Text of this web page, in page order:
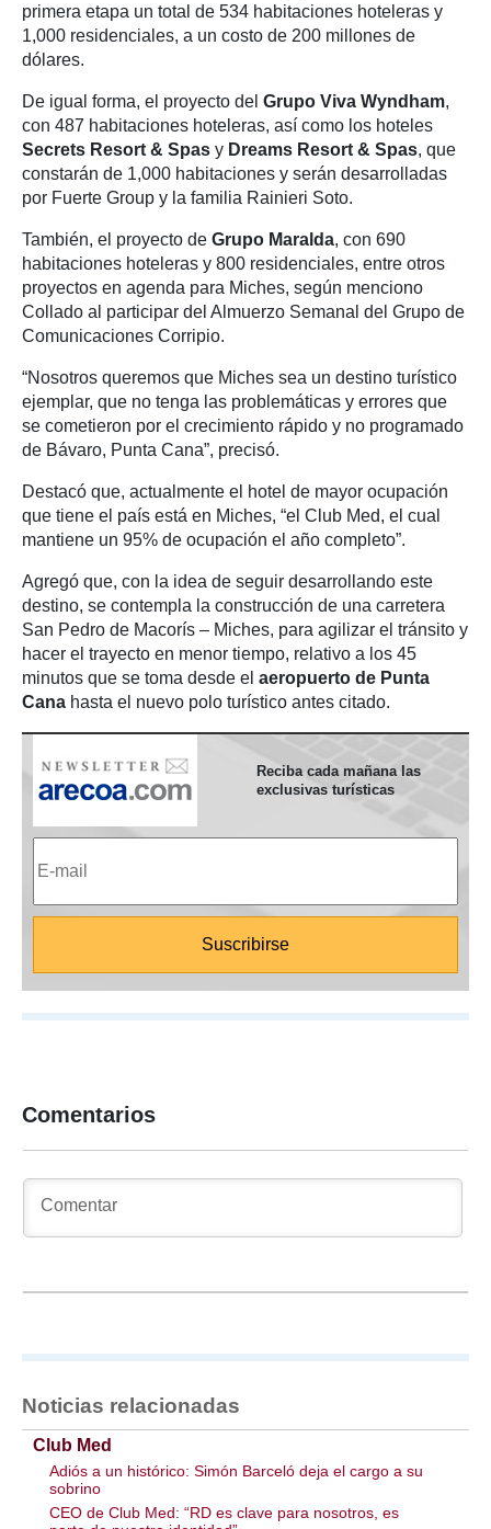
primera etapa un total de 534 habitaciones hoteleras y
1,000 residenciales, a un costo de 200 millones de
dólares.
De igual forma, el proyecto del Grupo Viva Wyndham,
con 487 habitaciones hoteleras, así como los hoteles
Secrets Resort & Spas y Dreams Resort & Spas, que
constarán de 1,000 habitaciones y serán desarrolladas
por Fuerte Group y la familia Rainieri Soto.
También, el proyecto de Grupo Maralda, con 690
habitaciones hoteleras y 800 residenciales, entre otros
proyectos en agenda para Miches, según menciono
Collado al participar del Almuerzo Semanal del Grupo de
Comunicaciones Corripio.
“Nosotros queremos que Miches sea un destino turístico
ejemplar, que no tenga las problemáticas y errores que
se cometieron por el crecimiento rápido y no programado
de Bávaro, Punta Cana”, precisó.
Destacó que, actualmente el hotel de mayor ocupación
que tiene el país está en Miches, “el Club Med, el cual
mantiene un 95% de ocupación el año completo”.
Agregó que, con la idea de seguir desarrollando este
destino, se contempla la construcción de una carretera
San Pedro de Macorís – Miches, para agilizar el tránsito y
hacer el trayecto en menor tiempo, relativo a los 45
minutos que se toma desde el aeropuerto de Punta
Cana hasta el nuevo polo turístico antes citado.
Reciba cada mañana las
exclusivas turísticas
Comentarios
Noticias relacionadas
Club Med
Adiós a un histórico: Simón Barceló deja el cargo a su
sobrino
CEO de Club Med: “RD es clave para nosotros, es